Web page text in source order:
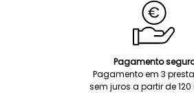
Pagamento
Pagamento em 3
sem juros a partir de 120